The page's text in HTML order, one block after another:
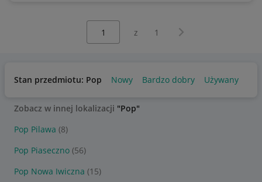
z 1 Następna strona
Stan przedmiotu: Pop Nowy Bardzo dobry Używany
Zobacz w innej lokalizacji "Pop"
Pop Pilawa (8)
Pop Piaseczno (56)
Pop Nowa Iwiczna (15)